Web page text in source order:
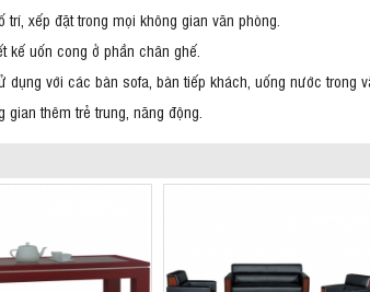
xếp đặt trong mọi không gian văn phòng.
kế uốn cong ở phần chân ghế.
dụng với các bàn sofa, bàn tiếp khách, uống nước trong
thêm trẻ trung, năng động.